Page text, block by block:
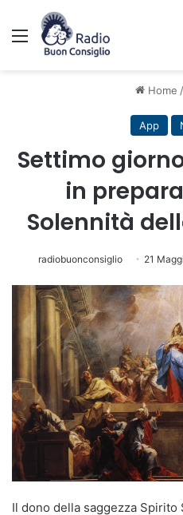
Menu
Home /
App
Settimo
in
Solennità
radiobuonconsiglio 21
Il dono della saggezza